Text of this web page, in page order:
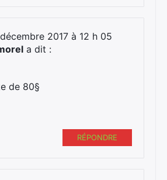
décembre 2017 à 12 h 05
a dit :
de 80§
RÉPONDRE